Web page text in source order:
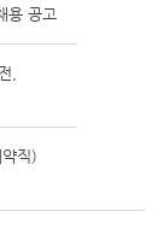
용 공고
,
직)